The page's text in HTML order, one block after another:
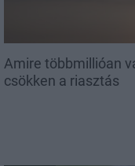
Amire többmillióan
csökken a riasztás